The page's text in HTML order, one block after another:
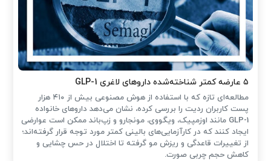
۵ عارضه کمتر شناخته‌شده داروهای لاغری GLP-1
مطالعه‌ای تازه که با استفاده از هوش مصنوعی بیش از ۴۱۰ هزار
پست کاربران ردیت را بررسی کرده، نشان می‌دهد داروهای خانواده
GLP-1 مانند اوزمپیک، ویگووی، مونجارو و زپ‌باند ممکن است عوارضی
ایجاد کنند که در کارآزمایی‌های بالینی کمتر مورد توجه قرار گرفته‌اند؛
از تغییرات قاعدگی و ریزش مو گرفته تا اختلال در حس چشایی و
کاهش حجم چربی صورت.